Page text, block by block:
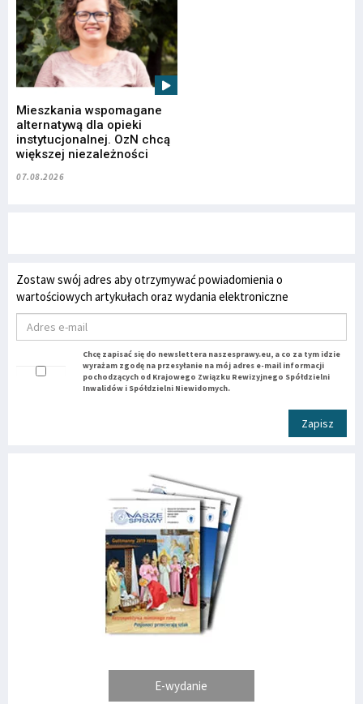
Mieszkania wspomagane
alternatywą dla opieki
instytucjonalnej. OzN chcą
większej niezależności
07.08.2026
Zostaw swój adres aby otrzymywać powiadomienia o
wartościowych artykułach oraz wydania elektroniczne
Chcę zapisać się do newslettera naszesprawy.eu, a co za tym idzie
wyrażam zgodę na przesyłanie na mój adres e-mail informacji
pochodzących od Krajowego Związku Rewizyjnego Spółdzielni
Inwalidów i Spółdzielni Niewidomych.
Zapisz
E-wydanie